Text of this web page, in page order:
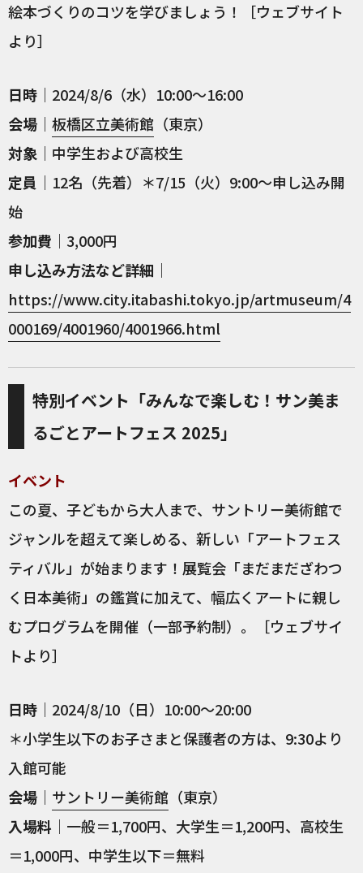
絵本づくりのコツを学びましょう！［ウェブサイト
より］
日時 ｜2024/8/6（水）10:00～16:00
会場 ｜ 板橋区立美術館 （東京）
対象 ｜中学生および高校生
定員 ｜12名（先着）＊7/15（火）9:00〜申し込み開
始
参加費 ｜3,000円
申し込み方法など詳細 ｜
https://www.city.itabashi.tokyo.jp/artmuseum/4
000169/4001960/4001966.html
特別イベント「みんなで楽しむ！サン美ま
るごとアートフェス 2025」
イベント
この夏、子どもから大人まで、サントリー美術館で
ジャンルを超えて楽しめる、新しい「アートフェス
ティバル」が始まります！展覧会「まだまだざわつ
く日本美術」の鑑賞に加えて、幅広くアートに親し
むプログラムを開催（一部予約制）。［ウェブサイ
トより］
日時 ｜2024/8/10（日）10:00〜20:00
＊小学生以下のお子さまと保護者の方は、9:30より
入館可能
会場 ｜ サントリー美術館 （東京）
入場料 ｜一般＝1,700円、大学生＝1,200円、高校生
＝1,000円、中学生以下＝無料